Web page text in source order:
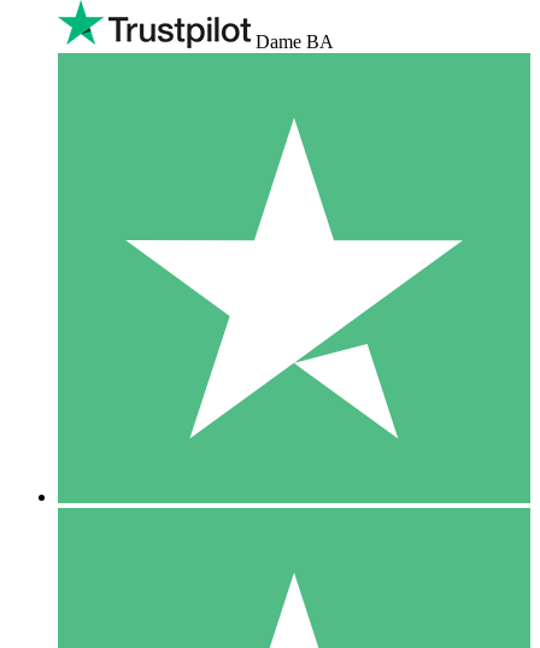
Dame BA